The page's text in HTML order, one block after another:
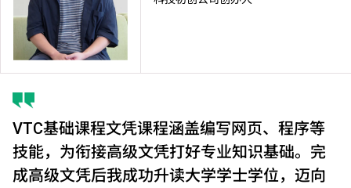
VTC基础课程文凭课程涵盖编写网页、程序等
技能，为衔接高级文凭打好专业知识基础。完
成高级文凭后我成功升读大学学士学位，迈向